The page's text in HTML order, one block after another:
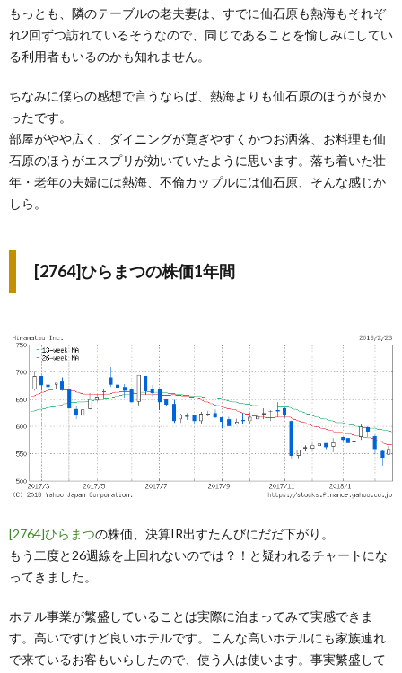
もっとも、隣のテーブルの老夫妻は、すでに仙石原も熱海もそれぞ
れ2回ずつ訪れているそうなので、同じであることを愉しみにしてい
る利用者もいるのかも知れません。
ちなみに僕らの感想で言うならば、熱海よりも仙石原のほうが良か
ったです。
部屋がやや広く、ダイニングが寛ぎやすくかつお洒落、お料理も仙
石原のほうがエスプリが効いていたように思います。落ち着いた壮
年・老年の夫婦には熱海、不倫カップルには仙石原、そんな感じか
しら。
[2764]ひらまつの株価1年間
[2764]ひらまつの株価、決算IR出すたんびにだだ下がり。
もう二度と26週線を上回れないのでは？！と疑われるチャートにな
ってきました。
ホテル事業が繁盛していることは実際に泊まってみて実感できま
す。高いですけど良いホテルです。こんな高いホテルにも家族連れ
で来ているお客もいらしたので、使う人は使います。事実繁盛して